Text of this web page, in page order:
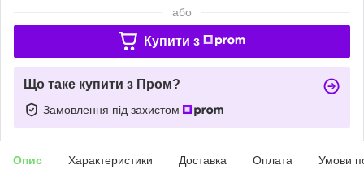
або
Купити з
Що таке купити з Пром?
Замовлення під захистом
Опис Характеристики Доставка Оплата Умови